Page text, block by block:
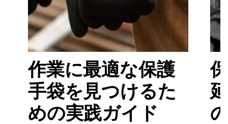
作業に最適な保護
手袋を見つけるた
めの実践ガイド